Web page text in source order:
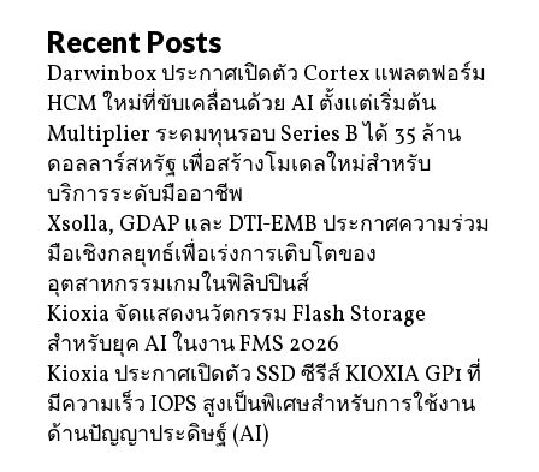
Recent Posts
Darwinbox ประกาศเปิดตัว Cortex แพลตฟอร์ม
HCM ใหม่ที่ขับเคลื่อนด้วย AI ตั้งแต่เริ่มต้น
Multiplier ระดมทุนรอบ Series B ได้ 35 ล้าน
ดอลลาร์สหรัฐ เพื่อสร้างโมเดลใหม่สำหรับ
บริการระดับมืออาชีพ
Xsolla, GDAP และ DTI-EMB ประกาศความร่วม
มือเชิงกลยุทธ์เพื่อเร่งการเติบโตของ
อุตสาหกรรมเกมในฟิลิปปินส์
Kioxia จัดแสดงนวัตกรรม Flash Storage
สำหรับยุค AI ในงาน FMS 2026
Kioxia ประกาศเปิดตัว SSD ซีรีส์ KIOXIA GP1 ที่
มีความเร็ว IOPS สูงเป็นพิเศษสำหรับการใช้งาน
ด้านปัญญาประดิษฐ์ (AI)